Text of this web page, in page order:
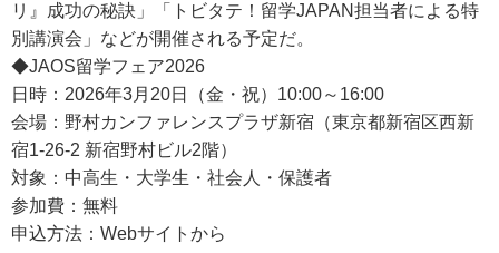
リ』成功の秘訣」「トビタテ！留学JAPAN担当者による特
別講演会」などが開催される予定だ。
◆JAOS留学フェア2026
日時：2026年3月20日（金・祝）10:00～16:00
会場：野村カンファレンスプラザ新宿（東京都新宿区西新
宿1-26-2 新宿野村ビル2階）
対象：中高生・大学生・社会人・保護者
参加費：無料
申込方法：Webサイトから